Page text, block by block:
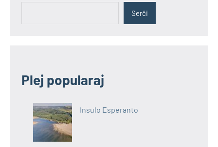
Serĉi
Plej popularaj
Insulo Esperanto